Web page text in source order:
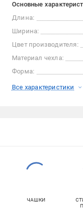
Основные
Длина:
Ширина:
Цвет производителя:
Материал чехла:
Форма:
Все характеристики
ЧАШКИ